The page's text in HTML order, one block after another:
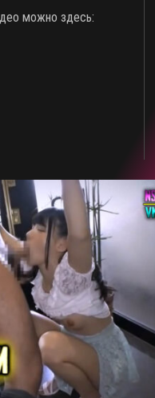
можно здесь: